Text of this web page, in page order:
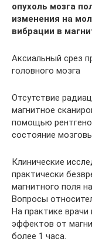
опухоль мозга
изменения на
вибрации в
Аксиальный срез
головного мозга
Отсутствие
магнитное
помощью
состояние
Клинические
практически
магнитного поля
Вопросы
На практике
эффектов от
более 1 часа.